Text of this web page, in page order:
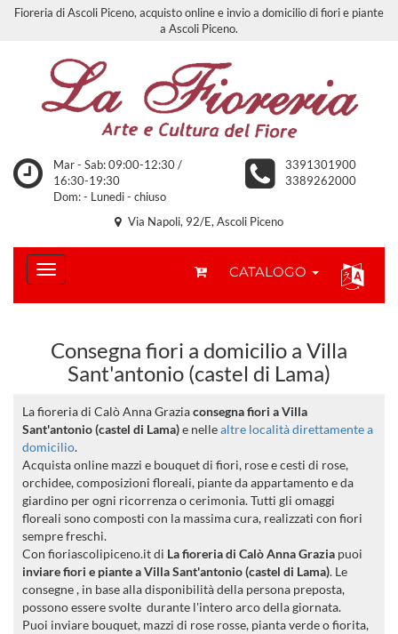
Fioreria di Ascoli Piceno, acquisto online e invio a domicilio di fiori e piante
a Ascoli Piceno.
Mar - Sab: 09:00-12:30 /
16:30-19:30
Dom: - Lunedi - chiuso
3391301900
3389262000
Via Napoli, 92/E, Ascoli Piceno
CATALOGO
Consegna fiori a domicilio a Villa
Sant'antonio (castel di Lama)
La fioreria di Calò Anna Graziaconsegna fiori a Villa
Sant'antonio (castel di Lama)e nellealtre località direttamente a
domicilio.
Acquista online mazzi e bouquet di fiori, rose e cesti di rose,
orchidee, composizioni floreali, piante da appartamento e da
giardino per ogni ricorrenza o cerimonia. Tutti gli omaggi
floreali sono composti con la massima cura, realizzati con fiori
sempre freschi.
Con fioriascolipiceno.it di La fioreria di Calò Anna Grazia puoi
inviare fiori e piante a Villa Sant'antonio (castel di Lama). Le
consegne , in base alla disponibilità della persona preposta,
possono essere svolte durante l'intero arco della giornata.
Puoi inviare bouquet, mazzi di rose rosse, pianta verde o fiorita,